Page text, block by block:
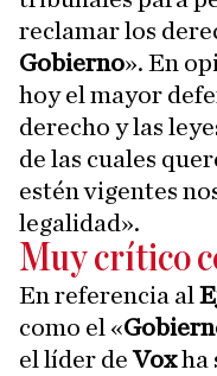
reclamar los
Gobierno». En
hoy el mayor
derecho y las
de las cuales
estén vigentes
legalidad».
Muy crítico
En referencia al
como el «
el líder deVoxha